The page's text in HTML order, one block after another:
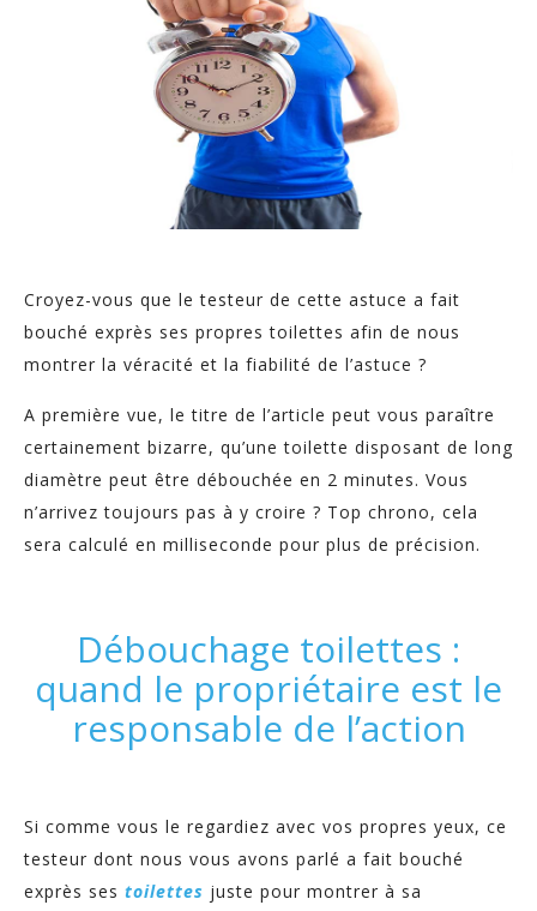
Croyez-vous que le testeur de cette astuce a fait
bouché exprès ses propres toilettes afin de nous
montrer la véracité et la fiabilité de l’astuce ?
A première vue, le titre de l’article peut vous paraître
certainement bizarre, qu’une toilette disposant de long
diamètre peut être débouchée en 2 minutes. Vous
n’arrivez toujours pas à y croire ? Top chrono, cela
sera calculé en milliseconde pour plus de précision.
Débouchage toilettes :
quand le propriétaire est le
responsable de l’action
Si comme vous le regardiez avec vos propres yeux, ce
testeur dont nous vous avons parlé a fait bouché
exprès ses toilettes juste pour montrer à sa